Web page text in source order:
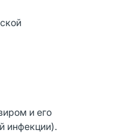
и его
инфекции).